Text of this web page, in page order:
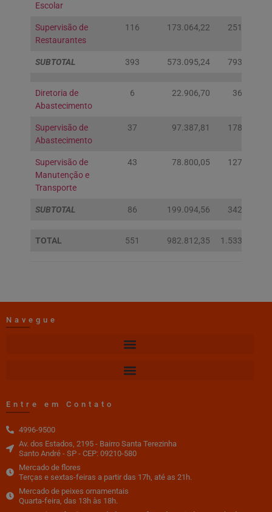
Escolar
Supervisão de
Restaurantes
116 173.064,22 251.953,29
SUBTOTAL 393 573.095,24 793.147,61
Diretoria de
Abastecimento
6 22.906,70 36.343,55
Supervisão de
Abastecimento
37 97.387,81 178.435,63
Supervisão de
Manutenção e
Transporte
43 78.800,05 127.549,81
SUBTOTAL 86 199.094,56 342.328,99
TOTAL 551 982.812,35 1.533.981,08
Navegue
Entre em Contato
4996-9500
Av. dos Estados, 2195 - Bairro Santa Terezinha
Santo André - SP - CEP: 09210-580
Mercado de flores
Terças e sextas-feiras a partir das 17h, até as 21h.
Mercado de peixes ornamentais
Quarta-feira, das 13h às 18h.